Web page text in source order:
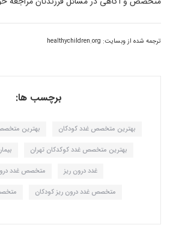
ترجمه شده از وبسایت: healthychildren.org
برچسب ها:
بهترین متخصص غدد کودکان بهترین
بهترین متخصص غدد کوکدکان تهران
غدد درون ریز متخصص غدد
متخصص غدد درون ریز کودکان